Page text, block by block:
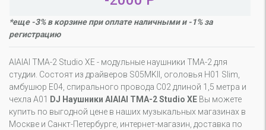
*еще -3% в корзине при оплате наличными и -1% за
регистрацию
AIAIAI TMA-2 Studio XE - модульные наушники TMA-2 для
студии. Состоят из драйверов S05MKII, оголовья H01 Slim,
амбушюр E04, спирального провода C02 длиной 1,5 метра и
чехла A01
DJ Наушники AIAIAI TMA-2 Studio XE Вы можете
купить по выгодной цене в наших музыкальных магазинах в
Москве и Санкт-Петербурге, интернет-магазин, доставка по